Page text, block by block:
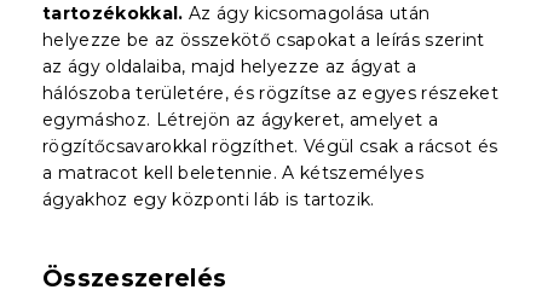
tartozékokkal. Az ágy kicsomagolása után
helyezze be az összekötő csapokat a leírás szerint
az ágy oldalaiba, majd helyezze az ágyat a
hálószoba területére, és rögzítse az egyes részeket
egymáshoz. Létrejön az ágykeret, amelyet a
rögzítőcsavarokkal rögzíthet. Végül csak a rácsot és
a matracot kell beletennie. A kétszemélyes
ágyakhoz egy központi láb is tartozik.
Összeszerelés